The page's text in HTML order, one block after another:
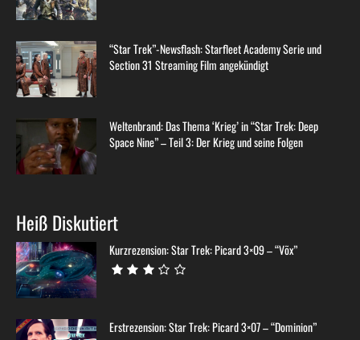
“Star Trek”-Newsflash: Starfleet Academy Serie und
Section 31 Streaming Film angekündigt
Weltenbrand: Das Thema ‘Krieg’ in “Star Trek: Deep
Space Nine” – Teil 3: Der Krieg und seine Folgen
Heiß Diskutiert
Kurzrezension: Star Trek: Picard 3×09 – “Võx”
Erstrezension: Star Trek: Picard 3×07 – “Dominion”